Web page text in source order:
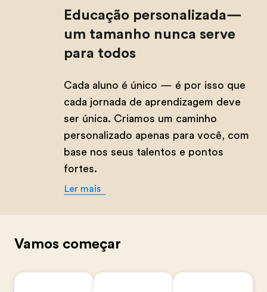
Educação personalizada—
um tamanho nunca serve
para todos
Cada aluno é único — é por isso que
cada jornada de aprendizagem deve
ser única. Criamos um caminho
personalizado apenas para você, com
base nos seus talentos e pontos
fortes.
Ler mais
Vamos começar